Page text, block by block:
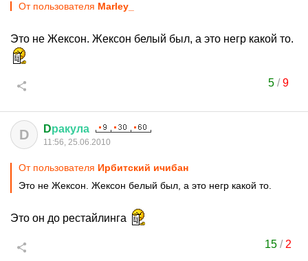
От пользователя Marley_
Это не Жексон. Жексон белый был, а это негр какой то.
5/9
D Dракула
11:56, 25.06.2010
От пользователя Ирбитский ичибан
Это не Жексон. Жексон белый был, а это негр какой то.
Это он до рестайлинга
15 / 2